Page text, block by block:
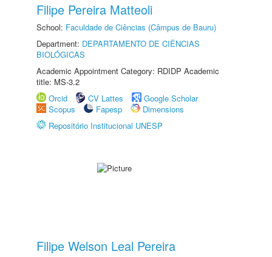
Filipe Pereira Matteoli
School: Faculdade de Ciências (Câmpus de Bauru)
Department: DEPARTAMENTO DE CIÊNCIAS
BIOLÓGICAS
Academic Appointment Category: RDIDP Academic
title: MS-3.2
Orcid
CV Lattes
Google Scholar
Scopus
Fapesp
Dimensions
Repositório Institucional UNESP
Filipe Welson Leal Pereira